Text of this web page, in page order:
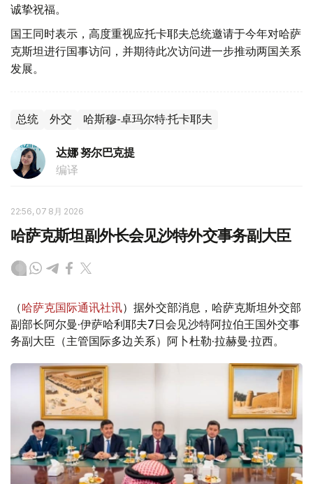
诚挚祝福。
国王同时表示，高度重视应托卡耶夫总统邀请于今年对哈萨
克斯坦进行国事访问，并期待此次访问进一步推动两国关系
发展。
总统 外交 哈斯穆-卓玛尔特·托卡耶夫
达娜 努尔巴克提
编译
22:56, 07 8月 2026
哈萨克斯坦副外长会见沙特外交事务副大臣
（哈萨克国际通讯社讯）据外交部消息，哈萨克斯坦外交部
副部长阿尔曼·伊萨哈利耶夫7日会见沙特阿拉伯王国外交事
务副大臣（主管国际多边关系）阿卜杜勒·拉赫曼·拉西。